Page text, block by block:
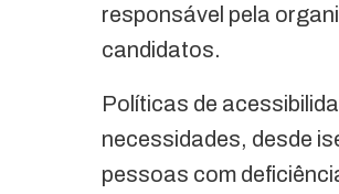
responsável pela
candidatos.
Políticas de
necessidades, desde
pessoas com